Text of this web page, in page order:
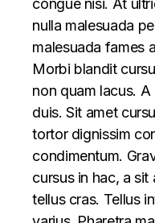
congue nisi. At
nulla malesuada
malesuada fames
Morbi blandit
non quam lacus.
duis. Sit amet
tortor dignissim
condimentum.
cursus in hac, a
tellus cras. Tellus